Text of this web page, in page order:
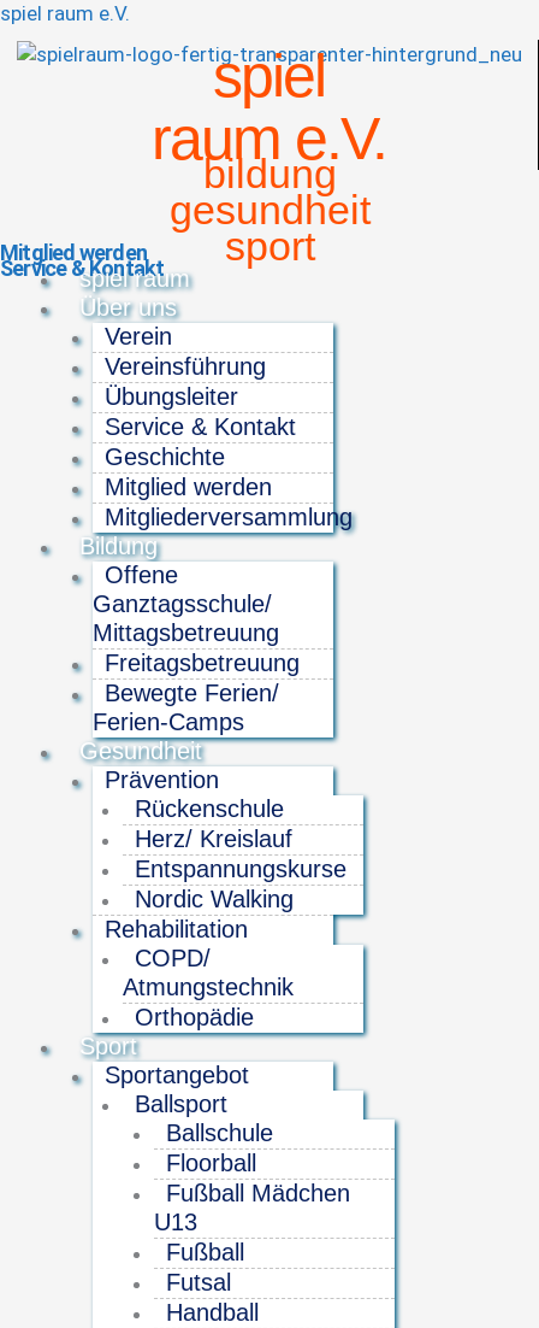
spiel raum e.V.
spiel
raum e.V.
bildung
gesundheit
sport
Mitglied werden
Service & Kontakt
Menü
spiel raum
Über uns
Verein
Vereinsführung
Übungsleiter
Service & Kontakt
Geschichte
Mitglied werden
Mitgliederversammlung
Bildung
Offene
Ganztagsschule/
Mittagsbetreuung
Freitagsbetreuung
Bewegte Ferien/
Ferien-Camps
Gesundheit
Prävention
Rückenschule
Herz/ Kreislauf
Entspannungskurse
Nordic Walking
Rehabilitation
COPD/
Atmungstechnik
Orthopädie
Sport
Sportangebot
Ballsport
Ballschule
Floorball
Fußball Mädchen
U13
Fußball
Futsal
Handball